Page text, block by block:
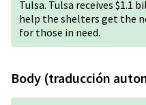
Tulsa. Tulsa receives $1.1
help the shelters get the
for those in need.
Body (traducción